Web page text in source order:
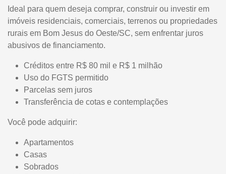
Ideal para quem deseja comprar, construir ou investir em
imóveis residenciais, comerciais, terrenos ou propriedades
rurais em Bom Jesus do Oeste/SC, sem enfrentar juros
abusivos de financiamento.
Créditos entre R$ 80 mil e R$ 1 milhão
Uso do FGTS permitido
Parcelas sem juros
Transferência de cotas e contemplações
Você pode adquirir:
Apartamentos
Casas
Sobrados